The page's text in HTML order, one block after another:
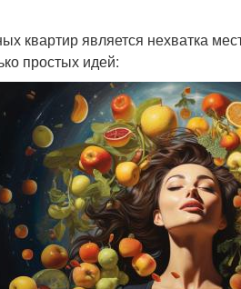
квартир является нехватка
простых идей: